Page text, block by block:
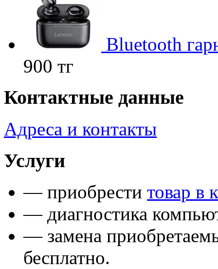
Bluetooth
900 тг
Контактные данные
Адреса и контакты
Услуги
— приобрести товар в
— диагностика
— замена
бесплатно.